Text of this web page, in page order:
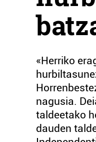
«Herriko
nagusia.
taldeetako
dauden